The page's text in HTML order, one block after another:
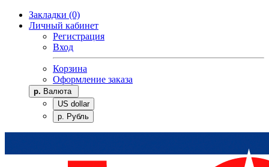
Закладки (0)
Личный кабинет
Регистрация
Вход
Корзина
Оформление заказа
р. Валюта
US dollar
р. Рубль